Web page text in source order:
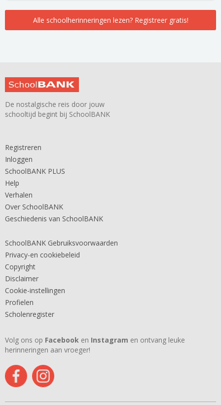
Alle schoolherinneringen lezen? Registreer gratis!
De nostalgische reis door jouw
schooltijd begint bij SchoolBANK
Registreren
Inloggen
SchoolBANK PLUS
Help
Verhalen
Over SchoolBANK
Geschiedenis van SchoolBANK
SchoolBANK Gebruiksvoorwaarden
Privacy-en cookiebeleid
Copyright
Disclaimer
Cookie-instellingen
Profielen
Scholenregister
Volg ons op Facebook en Instagram en ontvang leuke
herinneringen aan vroeger!